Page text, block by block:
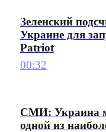
Зеленский
Украине для
Patriot
00:32
СМИ: Украина
одной из